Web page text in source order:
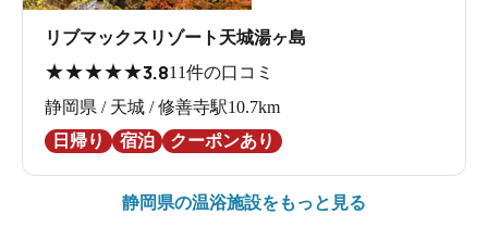
リブマックスリゾート天城湯ヶ島
★★★★★3.811件の口コミ
静岡県 / 天城 / 修善寺駅10.7km
日帰り
宿泊 クーポンあり
静岡県の温浴施設をもっと見る